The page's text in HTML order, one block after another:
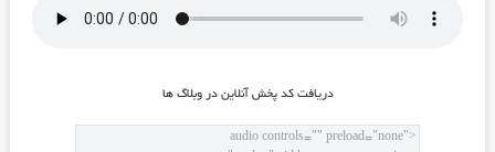
دريافت کد پخش آنلاين در وبلاگ ها